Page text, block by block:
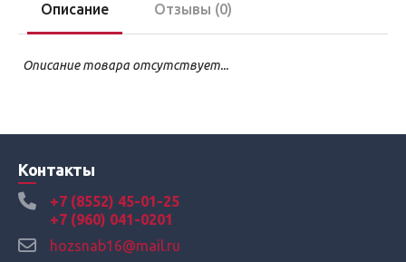
Описание Отзывы (0)
Описание товара отсутствует...
Контакты
+7 (8552) 45-01-25
+7 (960) 041-0201
hozsnab16@mail.ru